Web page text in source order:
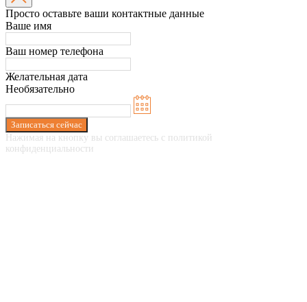
Просто оставьте ваши контактные данные
Ваше имя
Ваш номер телефона
Желательная дата
Необязательно
Записаться сейчас
Нажимая на кнопку вы соглашаетесь с политикой
конфиденциальности